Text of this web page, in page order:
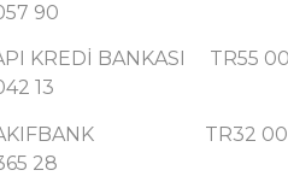
90
KREDİ BANKASI TR55
13
TR32 0001
28